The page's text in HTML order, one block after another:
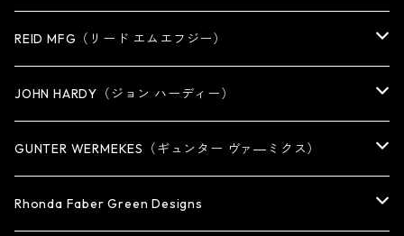
EARRING・EAR CUFF
PENDANT
BRACELET
WATCH BAND
NECKLACE
BRACELET
KEY CHAIN
REID MFG（リード エムエフジー）
RING
EARRING
PENDANT
JOHN HARDY（ジョン ハーディー）
RING
BRACELET
GUNTER WERMEKES（ギュンター ヴァ―ミクス）
RING
Rhonda Faber Green Designs